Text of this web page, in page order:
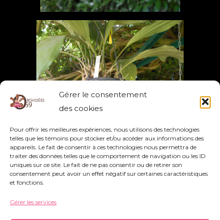
Gérer le consentement
des cookies
Pour offrir les meilleures expériences, nous utilisons des technologies
telles que les témoins pour stocker et/ou accéder aux informations des
appareils. Le fait de consentir à ces technologies nous permettra de
traiter des données telles que le comportement de navigation ou les ID
uniques sur ce site. Le fait de ne pas consentir ou de retirer son
consentement peut avoir un effet négatif sur certaines caractéristiques
et fonctions.
Gérer les services